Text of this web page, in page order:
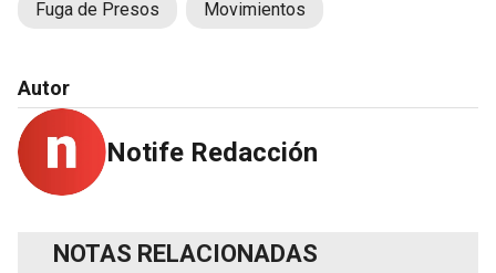
Fuga de Presos Movimientos
Autor
Notife Redacción
NOTAS RELACIONADAS